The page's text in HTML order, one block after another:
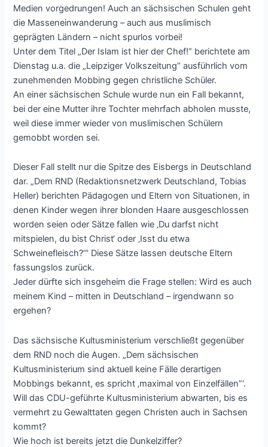
Medien vorgedrungen! Auch an sächsischen Schulen geht
die Masseneinwanderung – auch aus muslimisch
geprägten Ländern – nicht spurlos vorbei!
Unter dem Titel „Der Islam ist hier der Chef!“ berichtete am
Dienstag u.a. die „Leipziger Volkszeitung“ ausführlich vom
zunehmenden Mobbing gegen christliche Schüler.
An einer sächsischen Schule wurde nun ein Fall bekannt,
bei der eine Mutter ihre Tochter mehrfach abholen musste,
weil diese immer wieder von muslimischen Schülern
gemobbt worden sei.
Dieser Fall stellt nur die Spitze des Eisbergs in Deutschland
dar. „Dem RND (Redaktionsnetzwerk Deutschland, Tobias
Heller) berichten Pädagogen und Eltern von Situationen, in
denen Kinder wegen ihrer blonden Haare ausgeschlossen
worden seien oder Sätze fallen wie ‚Du darfst nicht
mitspielen, du bist Christ‘ oder ‚Isst du etwa
Schweinefleisch?‘“ Diese Sätze lassen deutsche Eltern
fassungslos zurück.
Jeder dürfte sich insgeheim die Frage stellen: Wird es auch
meinem Kind – mitten in Deutschland – irgendwann so
ergehen?
Das sächsische Kultusministerium verschließt gegenüber
dem RND noch die Augen. „Dem sächsischen
Kultusministerium sind aktuell keine Fälle derartigen
Mobbings bekannt, es spricht ‚maximal von Einzelfällen”‘.
Will das CDU-geführte Kultusministerium abwarten, bis es
vermehrt zu Gewalttaten gegen Christen auch in Sachsen
kommt?
Wie hoch ist bereits jetzt die Dunkelziffer?